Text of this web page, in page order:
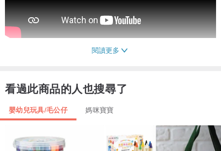
閱讀更多
看過此商品的人也搜尋了
嬰幼兒玩具/毛公仔 媽咪寶寶